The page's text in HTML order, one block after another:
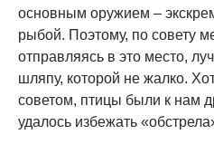
основным оружием –
рыбой. Поэтому, по совету
отправляясь в это место,
шляпу, которой не жалко.
советом, птицы были к нам
удалось избежать